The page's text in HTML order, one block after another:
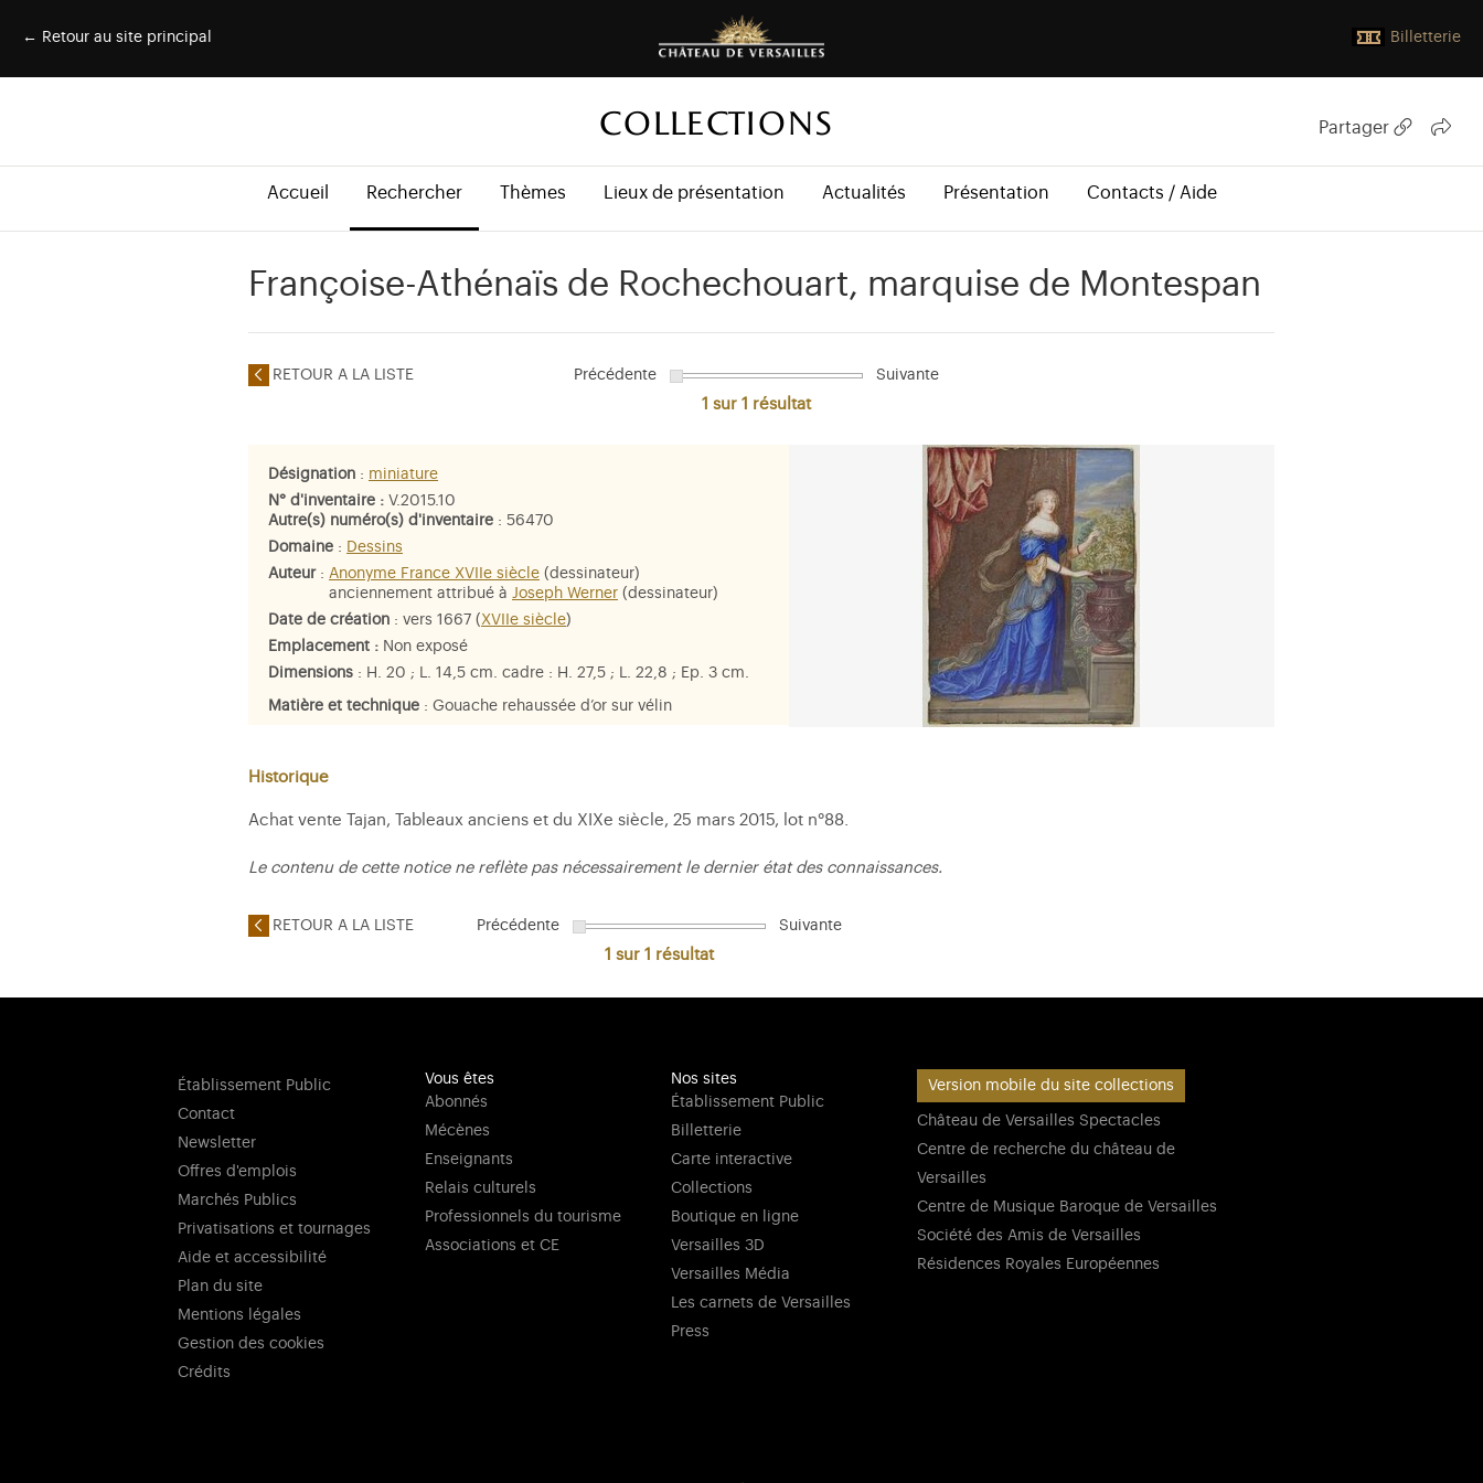
Billetterie
← Retour au site principal
COLLECTIONS Partager
Accueil Rechercher Thèmes Lieux de présentation Actualités Présentation Contacts / Aide
Françoise-Athénaïs de Rochechouart, marquise de Montespan
RETOUR A LA LISTE Précédente Suivante
1 sur 1 résultat
Désignation : miniature
N° d'inventaire : V.2015.10
Autre(s) numéro(s) d'inventaire : 56470
Domaine : Dessins
Auteur: Anonyme France XVIIe siècle (dessinateur)
anciennement attribué à Joseph Werner (dessinateur)
Date de création : vers 1667 ( XVIIe siècle)
Emplacement : Non exposé
Dimensions : H. 20 ; L. 14,5 cm. cadre : H. 27,5 ; L. 22,8 ; Ep. 3 cm.
Matière et technique : Gouache rehaussée d’or sur vélin
Historique
Achat vente Tajan, Tableaux anciens et du XIXe siècle, 25 mars 2015, lot n°88.
Le contenu de cette notice ne reflète pas nécessairement le dernier état des connaissances.
RETOUR A LA LISTE Précédente Suivante
1 sur 1 résultat
Établissement Public
Contact
Newsletter
Offres d'emplois
Marchés Publics
Privatisations et tournages
Aide et accessibilité
Plan du site
Mentions légales
Gestion des cookies
Crédits
Vous êtes
Abonnés
Mécènes
Enseignants
Relais culturels
Professionnels du tourisme
Associations et CE
Nos sites
Établissement Public
Billetterie
Carte interactive
Collections
Boutique en ligne
Versailles 3D
Versailles Média
Les carnets de Versailles
Press
Version mobile du site collections
Château de Versailles Spectacles
Centre de recherche du château de
Versailles
Centre de Musique Baroque de Versailles
Société des Amis de Versailles
Résidences Royales Européennes